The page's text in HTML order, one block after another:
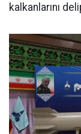
kalkanlarını